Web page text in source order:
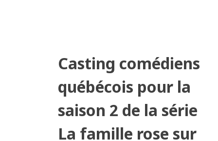
Casting comédiens
québécois pour la
saison 2 de la série
La famille rose sur